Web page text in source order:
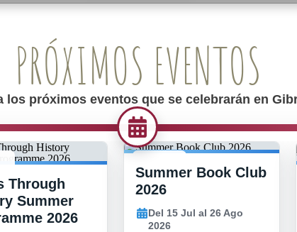
PRÓXIMOS EVENTOS
los próximos eventos que se celebrarán en
Through
Summer
2026
15 JUL -
26 AGO
Summer Book Club
2026
Del 15 Jul al 26 Ago
2026